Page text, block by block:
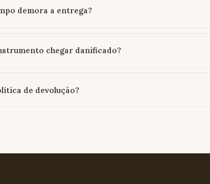
demora a entrega?
chegar danificado?
de devolução?